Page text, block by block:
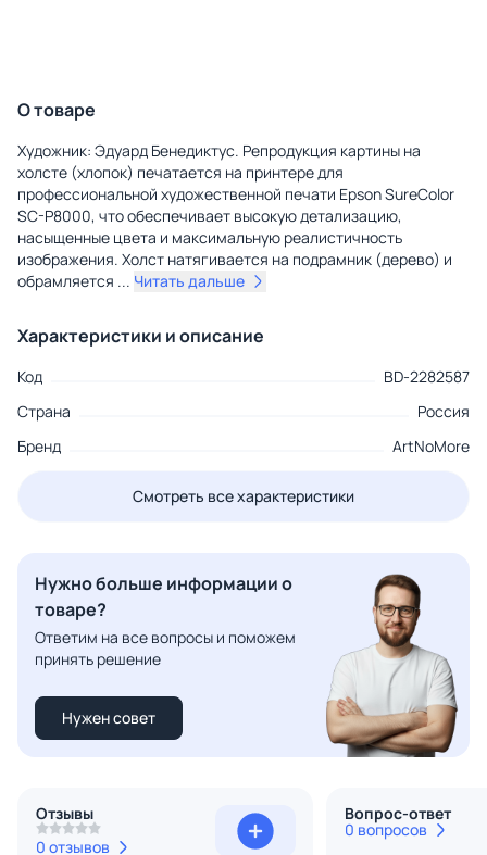
О товаре
Художник: Эдуард Бенедиктус. Репродукция картины на
холсте (хлопок) печатается на принтере для
профессиональной художественной печати Epson SureColor
SC-P8000, что обеспечивает высокую детализацию,
насыщенные цвета и максимальную реалистичность
изображения. Холст натягивается на подрамник (дерево) и
обрамляется ... Читать дальше
Характеристики и описание
Код
BD-2282587
Страна
Россия
Бренд
ArtNoMore
Смотреть все характеристики
Нужно больше информации о
товаре?
Ответим на все вопросы и поможем
принять решение
Нужен совет
Отзывы
0 отзывов
Вопрос-ответ
0 вопросов